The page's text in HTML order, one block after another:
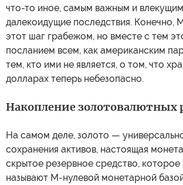
что-то иное, самым важным и
далекоидущие последствия. Конечно,
этот шаг грабежом, но вместе с тем
посланием всем, как американским
тем, кто ими не является, о том, что
долларах теперь небезопасно.
Накопление золотовалютных
На самом деле, золото —
сохранения активов, настоящая
скрытое резервное средство,
называют М-нулевой монетарной